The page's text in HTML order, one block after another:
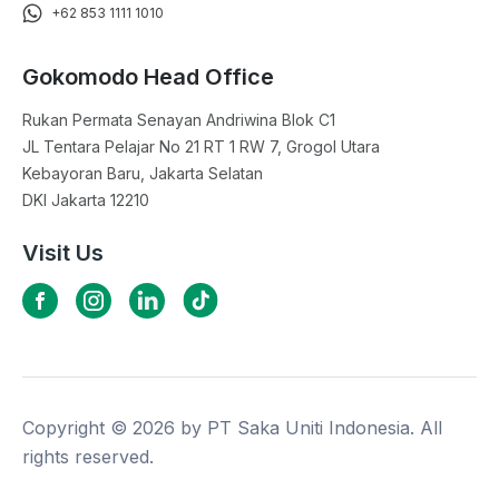
+62 853 1111 1010
Gokomodo Head Office
Rukan Permata Senayan Andriwina Blok C1
JL Tentara Pelajar No 21 RT 1 RW 7, Grogol Utara
Kebayoran Baru, Jakarta Selatan
DKI Jakarta 12210
Visit Us
Copyright © 2026 by PT Saka Uniti Indonesia. All
rights reserved.